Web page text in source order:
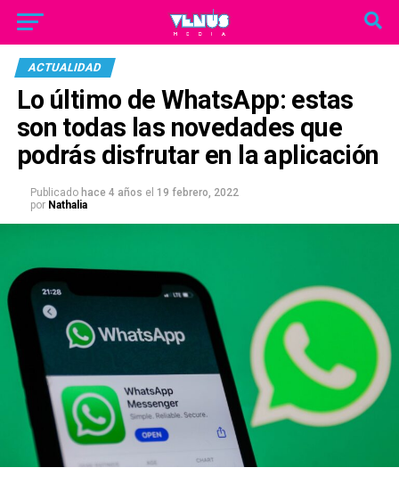
ACTUALIDAD
Lo último de WhatsApp: estas
son todas las novedades que
podrás disfrutar en la aplicación
Publicado hace 4 años el 19 febrero, 2022
por Nathalia